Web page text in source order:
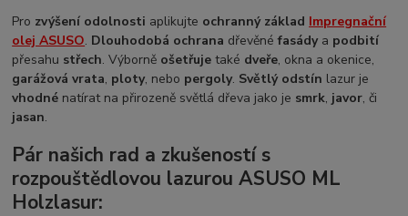
Pro zvýšení odolnosti aplikujte ochranný základ Impregnační
olej ASUSO. Dlouhodobá ochrana dřevěnéfasády a podbití
přesahu střech. Výborně ošetřujetaké dveře, okna a okenice,
garážová vrata, ploty, nebo pergoly. Světlý odstín lazur je
vhodné natírat na přirozeně světlá dřeva jako je smrk, javor, či
jasan.
Pár našich rad a zkušeností s
rozpouštědlovou lazurou ASUSO ML
Holzlasur: